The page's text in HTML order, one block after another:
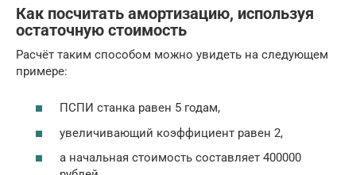
Как посчитать амортизацию, используя
остаточную стоимость
Расчёт таким способом можно увидеть на следующем
примере:
ПСПИ станка равен 5 годам,
увеличивающий коэффициент равен 2,
а начальная стоимость составляет 400000